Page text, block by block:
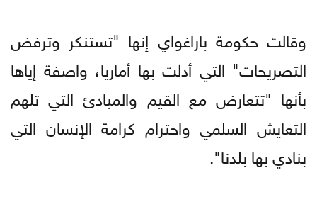
وقالت حكومة باراغواي إنها "تستنكر وترفض
التصريحات" التي أدلت بها أماريا، واصفة إياها
بأنها "تتعارض مع القيم والمبادئ التي تلهم
التعايش السلمي واحترام كرامة الإنسان التي
بنادي بها بلدنا".